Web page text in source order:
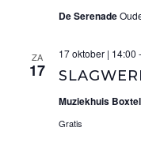
De Serenade
ZA
17
17 oktober | 14:00 -
Muziekhuis Boxtel
Gratis